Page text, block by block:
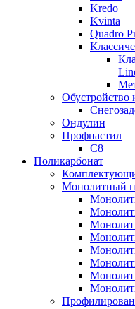
Kredo
Kvinta
Quadro
Обустройство
Ондулин
Профнастил
С8
Поликарбонат
Монолитный